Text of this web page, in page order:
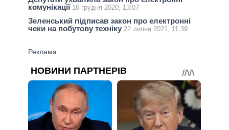
комунікації 16 грудня 2020, 13:07
Зеленський підписав закон про електронні
чеки на побутову техніку 22 липня 2021, 11:39